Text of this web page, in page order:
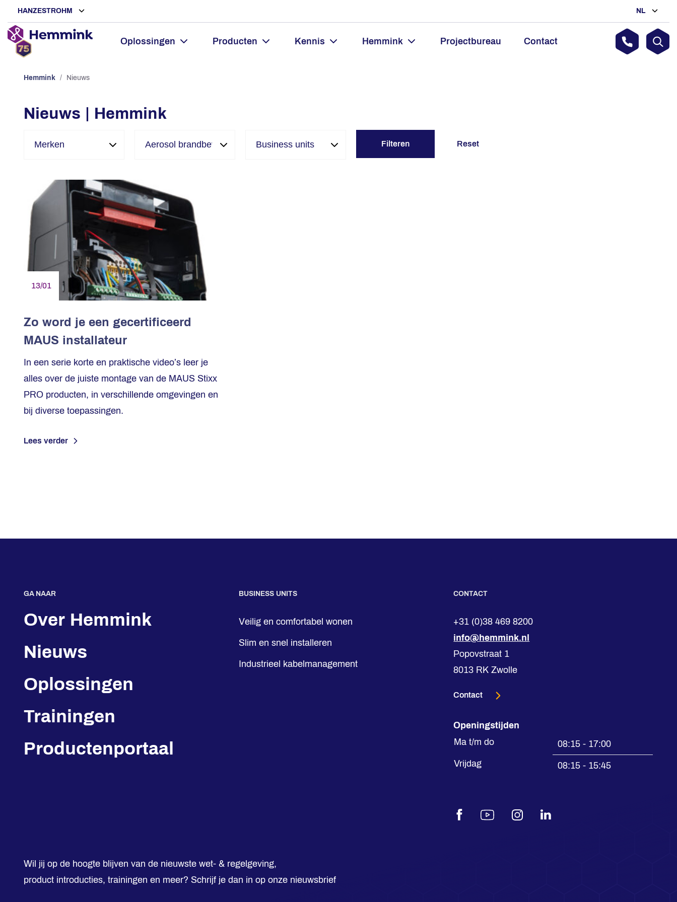
HANZESTROHM NL
Oplossingen Producten Kennis Hemmink Projectbureau Contact
Hemmink / Nieuws
Nieuws | Hemmink
Filteren Reset
13/01
Zo word je een gecertificeerd
MAUS installateur
In een serie korte en praktische video’s leer je
alles over de juiste montage van de MAUS Stixx
PRO producten, in verschillende omgevingen en
bij diverse toepassingen.
Lees verder
GA NAAR
Over Hemmink
Nieuws
Oplossingen
Trainingen
Productenportaal
BUSINESS UNITS
Veilig en comfortabel wonen
Slim en snel installeren
Industrieel kabelmanagement
CONTACT
+31 (0)38 469 8200
info@hemmink.nl
Popovstraat 1
8013 RK Zwolle
Contact
Openingstijden
Ma t/m do
08:15 - 17:00
Vrijdag
08:15 - 15:45
FacebookYoutubeInstagramLinkedIn
Wil jij op de hoogte blijven van de nieuwste wet- & regelgeving,
product introducties, trainingen en meer? Schrijf je dan in op onze nieuwsbrief